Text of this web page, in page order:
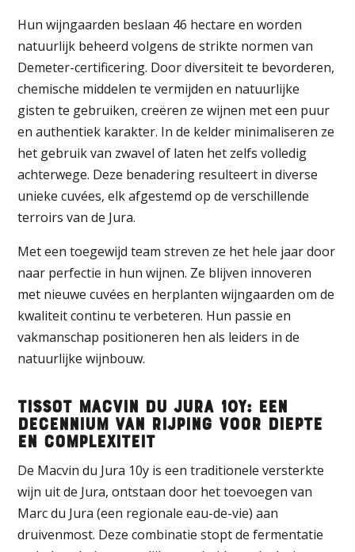
Hun wijngaarden beslaan 46 hectare en worden
natuurlijk beheerd volgens de strikte normen van
Demeter-certificering. Door diversiteit te bevorderen,
chemische middelen te vermijden en natuurlijke
gisten te gebruiken, creëren ze wijnen met een puur
en authentiek karakter. In de kelder minimaliseren ze
het gebruik van zwavel of laten het zelfs volledig
achterwege. Deze benadering resulteert in diverse
unieke cuvées, elk afgestemd op de verschillende
terroirs van de Jura.
Met een toegewijd team streven ze het hele jaar door
naar perfectie in hun wijnen. Ze blijven innoveren
met nieuwe cuvées en herplanten wijngaarden om de
kwaliteit continu te verbeteren. Hun passie en
vakmanschap positioneren hen als leiders in de
natuurlijke wijnbouw.
Tissot Macvin du Jura 10y: Een
Decennium van Rijping voor Diepte
en Complexiteit
De Macvin du Jura 10y is een traditionele versterkte
wijn uit de Jura, ontstaan door het toevoegen van
Marc du Jura (een regionale eau-de-vie) aan
druivenmost. Deze combinatie stopt de fermentatie